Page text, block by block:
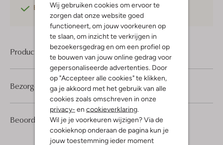
Wij gebruiken cookies om ervoor te
zorgen dat onze website goed
functioneert, om jouw voorkeuren op
te slaan, om inzicht te verkrijgen in
bezoekersgedrag en om een profiel op
te bouwen van jouw online gedrag voor
gepersonaliseerde advertenties. Door
op "Accepteer alle cookies" te klikken,
ga je akkoord met het gebruik van alle
cookies zoals omschreven in onze
privacy- en cookieverklaring.
Wil je je voorkeuren wijzigen? Via de
cookieknop onderaan de pagina kun je
jouw toestemming ieder moment
Betaal achterafmet Klarna
Product informatie
Beoordelingen (1) 5/5
1
5
Sterren
Bezorgen & retourneren